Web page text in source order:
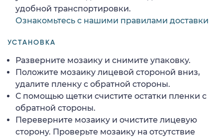
удобной транспортировки.
Ознакомьтесь с нашими правилами доставки
УСТАНОВКА
Разверните мозаику и снимите упаковку.
Положите мозаику лицевой стороной вниз,
удалите пленку с обратной стороны.
С помощью щетки счистите остатки пленки с
обратной стороны.
Переверните мозаику и очистите лицевую
сторону. Проверьте мозаику на отсутствие